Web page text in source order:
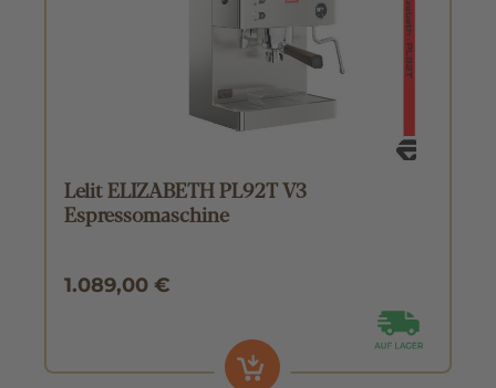
Lelit ELIZABETH PL92T V3
Espressomaschine
1.089,00 €